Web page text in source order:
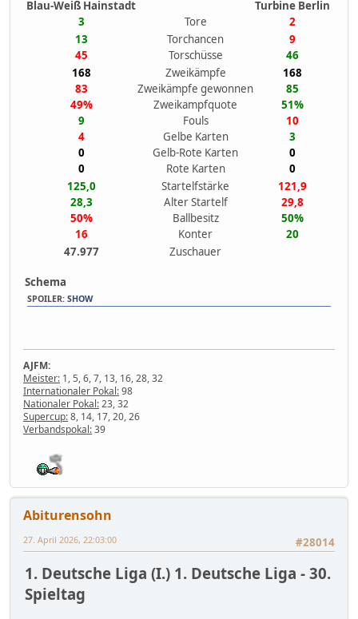
Blau-Weiß Hainstadt
Turbine Berlin
3
Tore
2
13
Torchancen
9
45
Torschüsse
46
168
Zweikämpfe
168
83
Zweikämpfe gewonnen
85
49%
Zweikampfquote
51%
9
Fouls
10
4
Gelbe Karten
3
0
Gelb-Rote Karten
0
0
Rote Karten
0
125,0
Startelfstärke
121,9
28,3
Alter Startelf
29,8
50%
Ballbesitz
50%
16
Konter
20
47.977
Zuschauer
Schema
SPOILER: SHOW
AJFM:
Meister: 1, 5, 6, 7, 13, 16, 28, 32
Internationaler Pokal:98
Nationaler Pokal:23, 32
Supercup:8, 14, 17, 20, 26
Verbandspokal:39
Abiturensohn
#28014
27. April 2026, 22:03:00
1. Deutsche Liga (I.) 1. Deutsche Liga - 30.
Spieltag